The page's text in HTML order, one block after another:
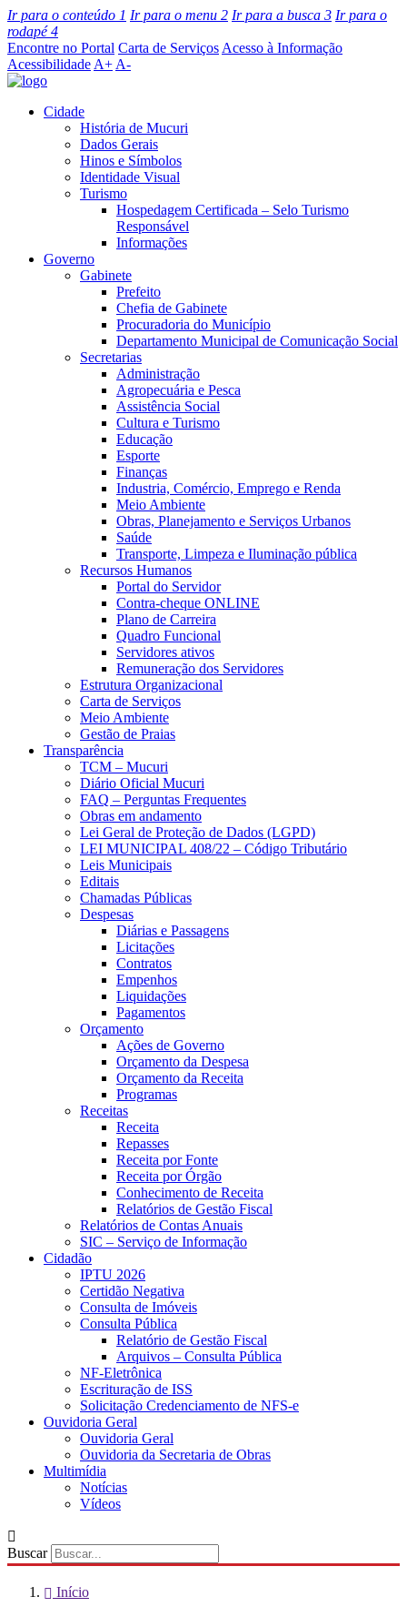
Ir para o conteúdo 1 Ir para o menu 2 Ir para a busca 3 Ir para o
rodapé4
Encontre no Portal Carta de Serviços Acesso à Informação
Acessibilidade A+ A-
Cidade
História de Mucuri
Dados Gerais
Hinos e Símbolos
Identidade Visual
Turismo
Hospedagem Certificada – Selo Turismo
Responsável
Informações
Governo
Gabinete
Prefeito
Chefia de Gabinete
Procuradoria do Município
Departamento Municipal de Comunicação Social
Secretarias
Administração
Agropecuária e Pesca
Assistência Social
Cultura e Turismo
Educação
Esporte
Finanças
Industria, Comércio, Emprego e Renda
Meio Ambiente
Obras, Planejamento e Serviços Urbanos
Saúde
Transporte, Limpeza e Iluminação pública
Recursos Humanos
Portal do Servidor
Contra-cheque ONLINE
Plano de Carreira
Quadro Funcional
Servidores ativos
Remuneração dos Servidores
Estrutura Organizacional
Carta de Serviços
Meio Ambiente
Gestão de Praias
Transparência
TCM – Mucuri
Diário Oficial Mucuri
FAQ – Perguntas Frequentes
Obras em andamento
Lei Geral de Proteção de Dados (LGPD)
LEI MUNICIPAL 408/22 – Código Tributário
Leis Municipais
Editais
Chamadas Públicas
Despesas
Diárias e Passagens
Licitações
Contratos
Empenhos
Liquidações
Pagamentos
Orçamento
Ações de Governo
Orçamento da Despesa
Orçamento da Receita
Programas
Receitas
Receita
Repasses
Receita por Fonte
Receita por Órgão
Conhecimento de Receita
Relatórios de Gestão Fiscal
Relatórios de Contas Anuais
SIC – Serviço de Informação
Cidadão
IPTU 2026
Certidão Negativa
Consulta de Imóveis
Consulta Pública
Relatório de Gestão Fiscal
Arquivos – Consulta Pública
NF-Eletrônica
Escrituração de ISS
Solicitação Credenciamento de NFS-e
Ouvidoria Geral
Ouvidoria Geral
Ouvidoria da Secretaria de Obras
Multimídia
Notícias
Vídeos
Buscar
Início